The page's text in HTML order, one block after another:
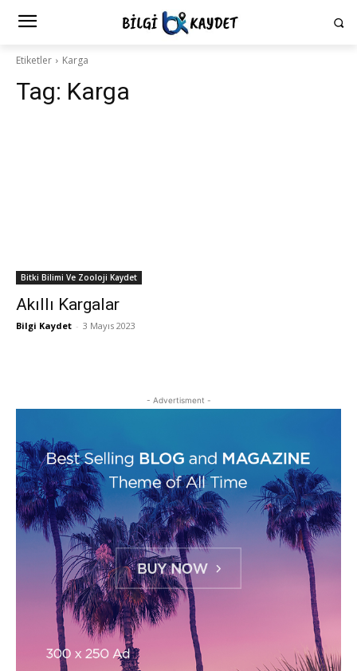
Etiketler Karga
Tag: Karga
Bitki Bilimi Ve Zooloji Kaydet
Akıllı Kargalar
Bilgi Kaydet - 3 Mayıs 2023
- Advertisment -